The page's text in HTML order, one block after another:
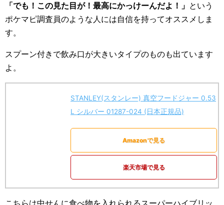
「でも！この見た目が！最高にかっけーんだよ！」 という
ポケマピ調査員のような人には自信を持ってオススメしま
す。
スプーン付きで飲み口が大きいタイプのものも出ています
よ。
STANLEY(スタンレー) 真空フードジャー 0.53
L シルバー 01287-024 (日本正規品)
Amazonで見る
楽天市場で見る
こちらは中せんに食べ物を入れられるスーパーハイブリッ